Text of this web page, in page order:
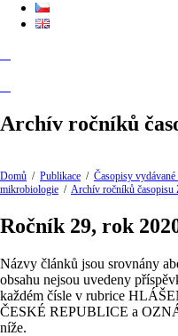
Archív ročníků
Domů / Publikace / Časopisy
mikrobiologie / Archív ročníků časopisu
Ročník 29, rok
Názvy článků jsou srovnány
obsahu nejsou uvedeny
každém čísle v rubrice
ČESKÉ REPUBLICE a
níže.